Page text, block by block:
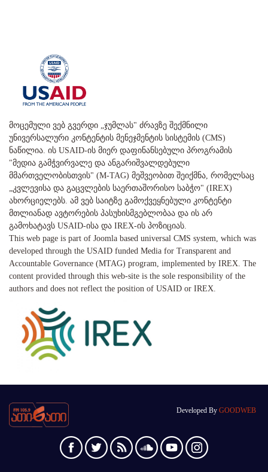
მოცემული ვებ გვერდი „ჯუმლას" ძრავზე შექმნილი
უნივერსალური კონტენტის მენეჯმენტის სისტემის (CMS)
ნაწილია. ის USAID-ის მიერ დაფინანსებული პროგრამის
"მედია გამჭვირვალე და ანგარიშვალდებული
მმართველობისთვის" (M-TAG) მეშვეობით შეიქმნა, რომელსაც
„კვლევისა და გაცვლების საერთაშორისო საბჭო" (IREX)
ახორციელებს. ამ ვებ საიტზე გამოქვეყნებული კონტენტი
მთლიანად ავტორების პასუხისმგებლობაა და ის არ
გამოხატავს USAID-ისა და IREX-ის პოზიციას.
This web page is part of Joomla based universal CMS system, which was
developed through the USAID funded Media for Transparent and
Accountable Governance (MTAG) program, implemented by IREX. The
content provided through this web-site is the sole responsibility of the
authors and does not reflect the position of USAID or IREX.
Developed By GOODWEB